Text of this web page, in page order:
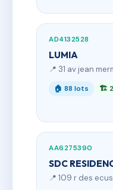
AD4132528
LUMIA
📍 31 av jean
🏠 88 lots 🏗
AA6275390
SDC
📍 109 r des ecus